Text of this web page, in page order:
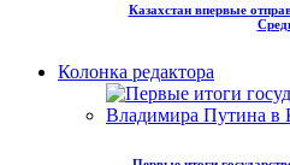
Казахстан впервые
Колонка редактора